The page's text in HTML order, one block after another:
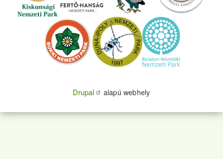
Drupal alapú webhely